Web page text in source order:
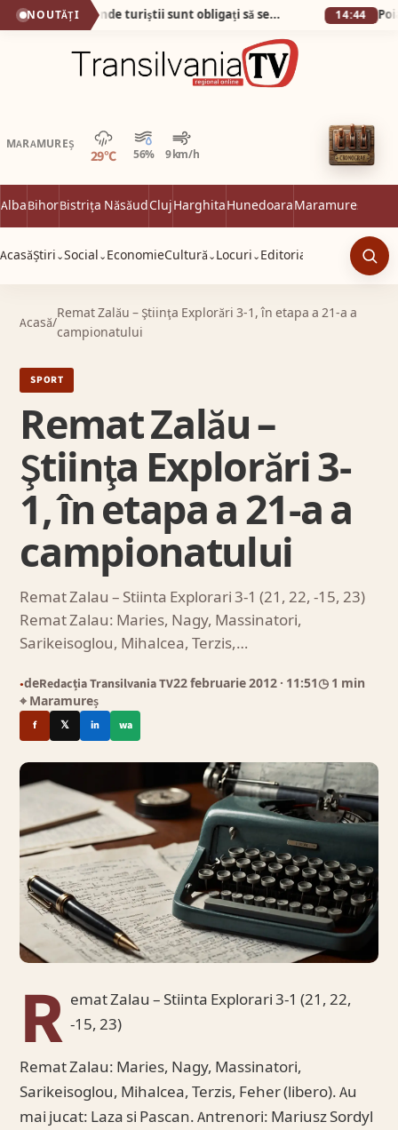
NOUTĂȚI Plaja din Tunisia unde turiștii sunt obligați să se descalțe! Nisipul e atât de fin încât pare cernut prin sită! 14:44
MARAMUREȘ
29°C 56% 9 km/h
Averse
AlbaBihorBistrița NăsăudClujHarghitaHunedoaraMaramureș
AcasăȘtiri ⌄Social ⌄ EconomieCultură ⌄ Locuri ⌄ Editorial
Acasă/
Remat Zalău – Ştiinţa Explorări 3-1, în etapa a 21-a a
campionatului
SPORT
Remat Zalău –
Ştiinţa Explorări 3-
1, în etapa a 21-a a
campionatului
Remat Zalau – Stiinta Explorari 3-1 (21, 22, -15, 23)
Remat Zalau: Maries, Nagy, Massinatori,
Sarikeisoglou, Mihalcea, Terzis,…
●deRedacția Transilvania TV22 februarie 2012 · 11:51◷ 1 min
⌖ Maramureș
f 𝕏 in wa
R emat Zalau – Stiinta Explorari 3-1 (21, 22,
-15, 23)
Remat Zalau: Maries, Nagy, Massinatori,
Sarikeisoglou, Mihalcea, Terzis, Feher (libero). Au
mai jucat: Laza si Pascan. Antrenori: Mariusz Sordyl